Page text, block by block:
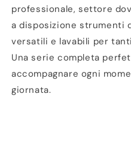
professionale, settore
a disposizione strumenti
versatili e lavabili per
Una serie completa
accompagnare ogni
giornata.